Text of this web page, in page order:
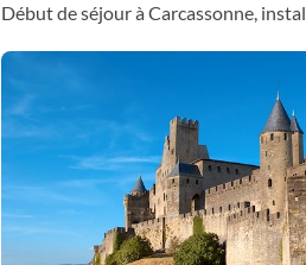
Début de séjour à Carcassonne,